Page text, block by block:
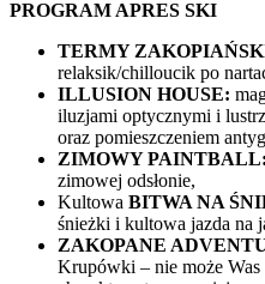
PROGRAM APRES SKI
TERMY
relaksik/chilloucik po
ILLUSION HOUSE:
iluzjami optycznymi i
oraz pomieszczeniem
ZIMOWY PAINTBALL:
zimowej odsłonie,
Kultowa BITWA NA
śnieżki i kultowa jazda na
ZAKOPANE
Krupówki – nie może Was